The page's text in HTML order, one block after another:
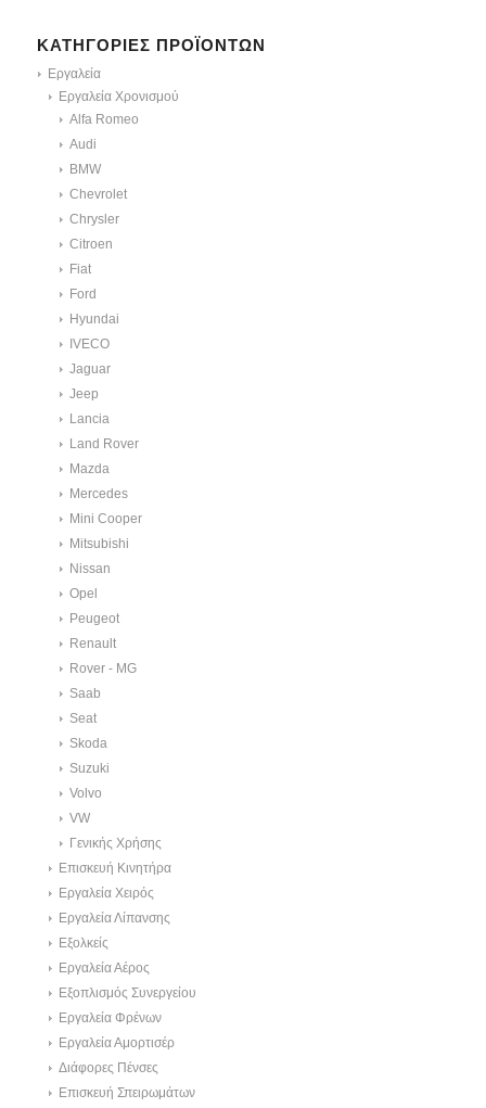
ΚΑΤΗΓΟΡΊΕΣ ΠΡΟΪΌΝΤΩΝ
Εργαλεία
Εργαλεία Χρονισμού
Alfa Romeo
Audi
BMW
Chevrolet
Chrysler
Citroen
Fiat
Ford
Hyundai
IVECO
Jaguar
Jeep
Lancia
Land Rover
Mazda
Mercedes
Mini Cooper
Mitsubishi
Nissan
Opel
Peugeot
Renault
Rover - MG
Saab
Seat
Skoda
Suzuki
Volvo
VW
Γενικής Χρήσης
Επισκευή Κινητήρα
Εργαλεία Χειρός
Εργαλεία Λίπανσης
Εξολκείς
Εργαλεία Αέρος
Εξοπλισμός Συνεργείου
Εργαλεία Φρένων
Εργαλεία Αμορτισέρ
Διάφορες Πένσες
Επισκευή Σπειρωμάτων